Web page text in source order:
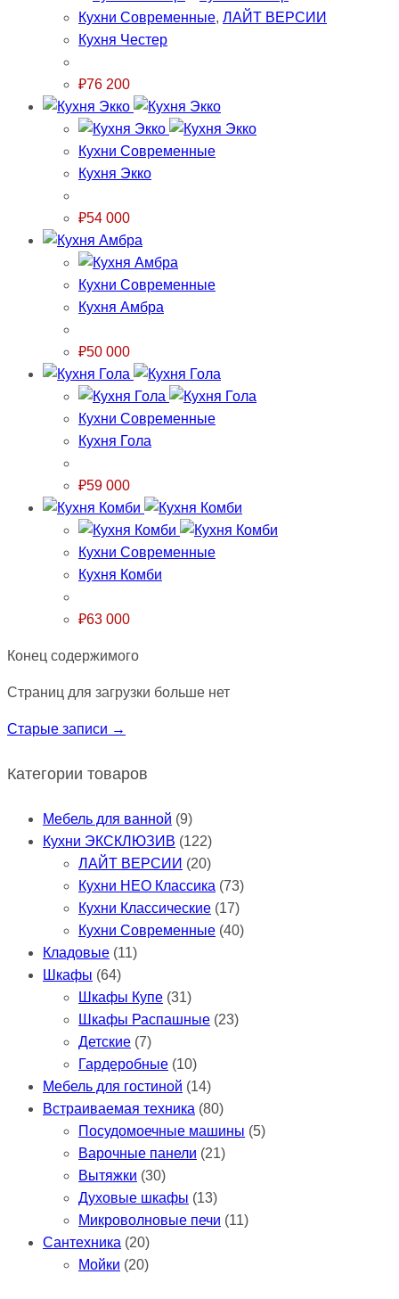
Кухни Современные, ЛАЙТ ВЕРСИИ
Кухня Честер
₽76 200
Кухни Современные
Кухня Экко
₽54 000
Кухни Современные
Кухня Амбра
₽50 000
Кухни Современные
Кухня Гола
₽59 000
Кухни Современные
Кухня Комби
₽63 000
Конец содержимого
Страниц для загрузки больше нет
Старые записи →
Категории товаров
Мебель для ванной (9)
Кухни ЭКСКЛЮЗИВ (122)
ЛАЙТ ВЕРСИИ (20)
Кухни НЕО Классика (73)
Кухни Классические (17)
Кухни Современные (40)
Кладовые (11)
Шкафы (64)
Шкафы Купе (31)
Шкафы Распашные (23)
Детские (7)
Гардеробные (10)
Мебель для гостиной (14)
Встраиваемая техника (80)
Посудомоечные машины (5)
Варочные панели (21)
Вытяжки (30)
Духовые шкафы (13)
Микроволновые печи (11)
Сантехника (20)
Мойки (20)